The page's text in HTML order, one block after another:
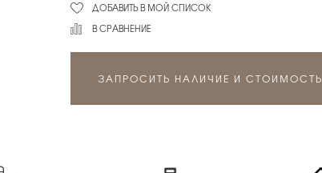
ДОБАВИТЬ В МОЙ СПИСОК
В СРАВНЕНИЕ
ЗАПРОСИТЬ НАЛИЧИЕ И СТОИМОСТЬ